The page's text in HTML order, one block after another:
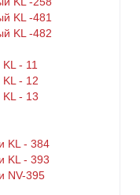
KL -481
KL -482
- 11
- 12
- 13
KL - 384
KL - 393
NV-395